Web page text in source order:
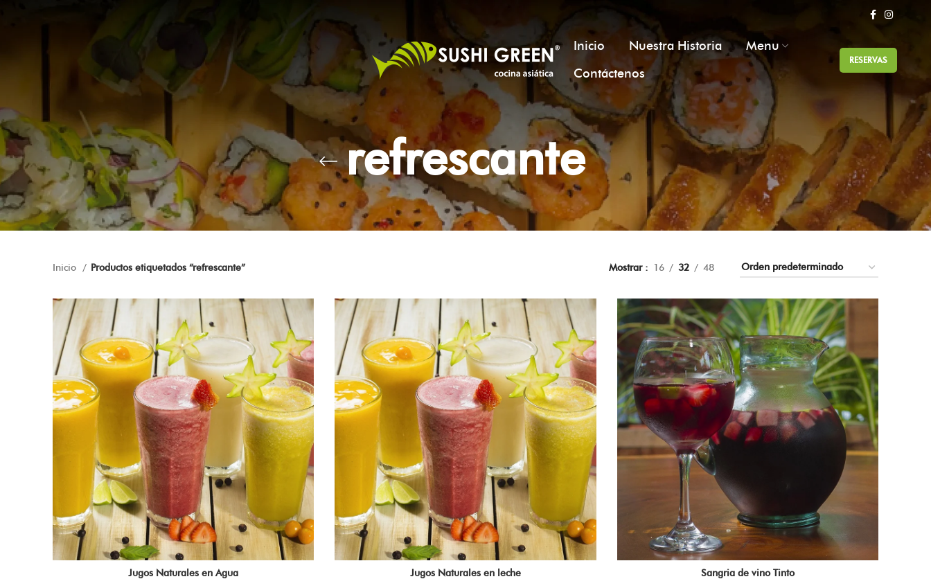
Inicio Nuestra Historia Menu
Contáctenos
RESERVAS
refrescante
Inicio Productos etiquetados “refrescante” Mostrar 16 32 48
Jugos Naturales en Agua Jugos Naturales en leche Sangria de vino Tinto